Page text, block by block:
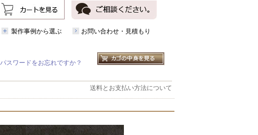
製作事例から選ぶ お問い合わせ・見積もり
パスワードをお忘れですか？
送料とお支払い方法について